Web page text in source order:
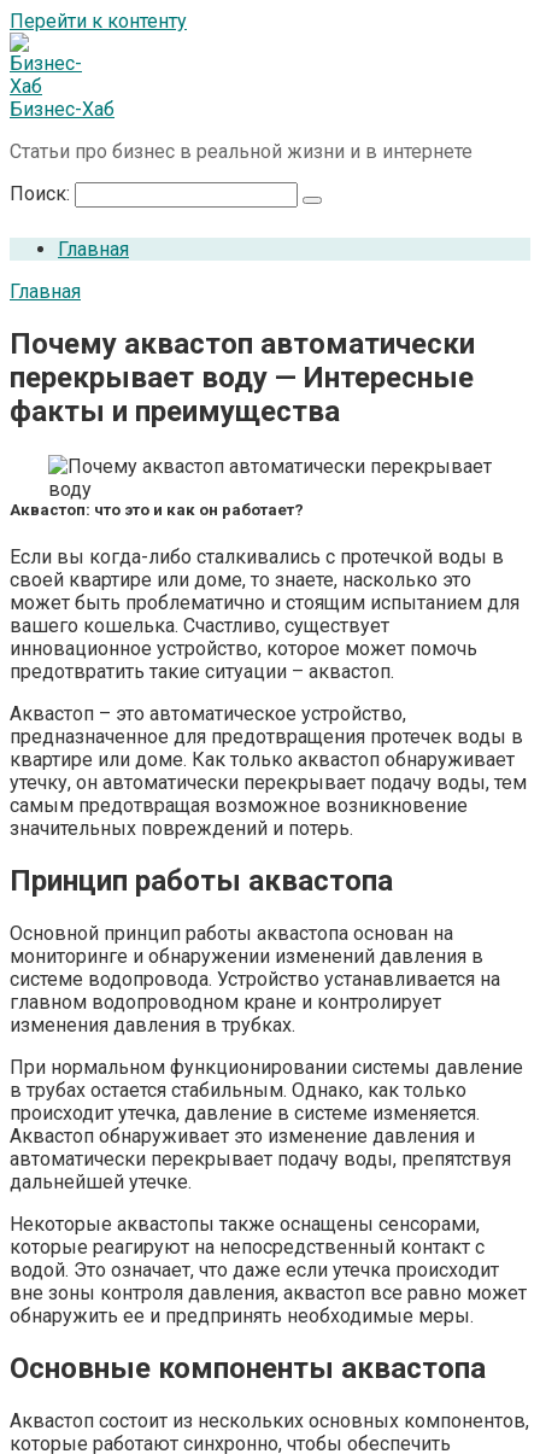
Перейти к контенту
Бизнес-Хаб
Статьи про бизнес в реальной жизни и в интернете
Поиск:
Главная
Главная
Почему аквастоп автоматически
перекрывает воду — Интересные
факты и преимущества
Аквастоп: что это и как он работает?
Если вы когда-либо сталкивались с протечкой воды в
своей квартире или доме, то знаете, насколько это
может быть проблематично и стоящим испытанием для
вашего кошелька. Счастливо, существует
инновационное устройство, которое может помочь
предотвратить такие ситуации – аквастоп.
Аквастоп – это автоматическое устройство,
предназначенное для предотвращения протечек воды в
квартире или доме. Как только аквастоп обнаруживает
утечку, он автоматически перекрывает подачу воды, тем
самым предотвращая возможное возникновение
значительных повреждений и потерь.
Принцип работы аквастопа
Основной принцип работы аквастопа основан на
мониторинге и обнаружении изменений давления в
системе водопровода. Устройство устанавливается на
главном водопроводном кране и контролирует
изменения давления в трубках.
При нормальном функционировании системы давление
в трубах остается стабильным. Однако, как только
происходит утечка, давление в системе изменяется.
Аквастоп обнаруживает это изменение давления и
автоматически перекрывает подачу воды, препятствуя
дальнейшей утечке.
Некоторые аквастопы также оснащены сенсорами,
которые реагируют на непосредственный контакт с
водой. Это означает, что даже если утечка происходит
вне зоны контроля давления, аквастоп все равно может
обнаружить ее и предпринять необходимые меры.
Основные компоненты аквастопа
Аквастоп состоит из нескольких основных компонентов,
которые работают синхронно, чтобы обеспечить